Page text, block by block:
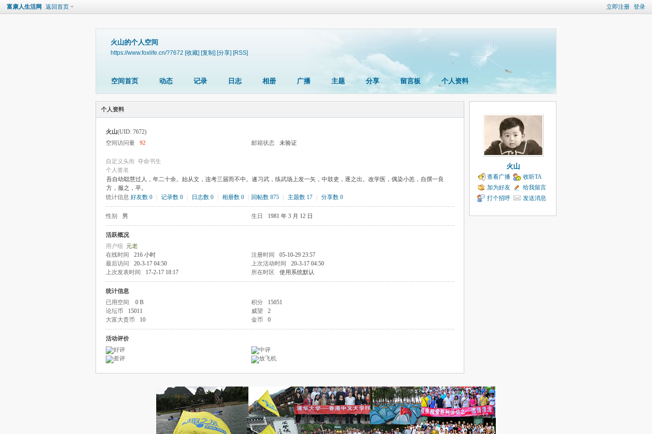
立即注册 登录
富康人生活网 返回首页
火山的个人空间
https://www.foxlife.cn/?7672 [收藏] [复制] [分享] [RSS]
空间首页 动态 记录 日志 相册 广播 主题 分享 留言板 个人资料
个人资料
火山(UID: 7672)
空间访问量
92 邮箱状态 未验证
自定义头衔 夺命书生
个人签名
吾自幼聪慧过人，年二十余。始从文，连考三届而不中。遂习武，练武场上发一矢，中鼓吏，逐之出。改学医，偶染小恙，自撰一良
方，服之，卒。
统计信息 好友数 0 记录数 0 日志数 0 相册数 0 回帖数 875 主题数 17 分享数 0
性别 男 生日 1981 年 3 月 12 日
活跃概况
用户组 元老
在线时间
216 小时 注册时间
05-10-29 23:57
最后访问
20-3-17 04:50 上次活动时间
20-3-17 04:50
上次发表时间
17-2-17 18:17 所在时区 使用系统默认
统计信息
已用空间
0 B 积分
15051
论坛币
15011 威望
2
大富大贵币
10 金币 0
活动评价
好评
中评
差评
放飞机
火山
查看广播
收听TA
加为好友
给我留言
打个招呼
发送消息